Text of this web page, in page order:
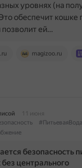
magizoo.ru
уровнях (на
обеспечит кошке
позволит ей…
11 июня
#ПитьеваяВода
безопасность
центрального